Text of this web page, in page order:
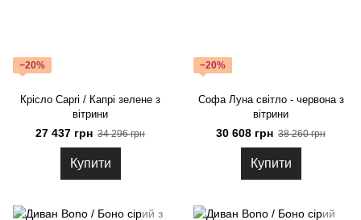
−20%
Крісло Capri / Капрі зелене з
вітрини
27 437 грн 34 296 грн
Купити
−20%
Софа Луна світло - червона з
вітрини
30 608 грн 38 260 грн
Купити